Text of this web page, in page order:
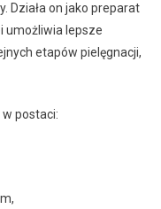
Działa on jako preparat
umożliwia lepsze
etapów pielęgnacji,
postaci: